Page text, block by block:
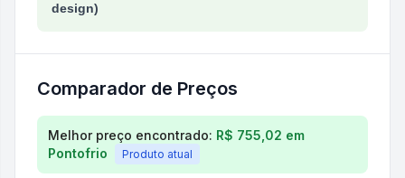
design)
Comparador de Preços
Comparação de preços paraMemoria RAM
Melhor preço encontrado: R$ 755,02 em
Pontofrio
Produto atual